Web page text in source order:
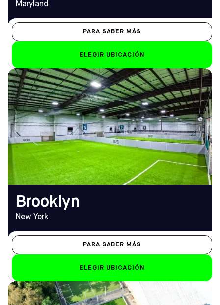
Maryland
PARA SABER MÁS
ELEGIR UBICACIÓN
HORARIO DE
APERTURA
De lunes a viernes
De las 12 del mediodía a la 1
de la madrugada
Sáb-Dom
de 8.00 a 1.00 horas
DIRECCIÓN
2015 Pitkin Ave,
Brooklyn, NY 11207
Cómo llegar
TELÉFONO
(347) 745-7544
EMAIL
brooklyn@sofive.com
Brooklyn
New York
PARA SABER MÁS
ELEGIR UBICACIÓN
HORARIO DE
DIRECCIÓN